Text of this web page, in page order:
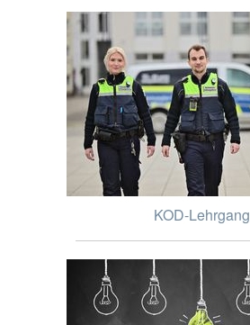
KOD-Lehrgang